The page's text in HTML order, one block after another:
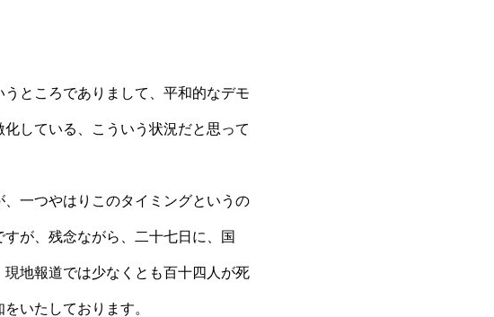
ところでありまして、平和的なデモ
している、こういう状況だと思って
一つやはりこのタイミングというの
が、残念ながら、二十七日に、国
地報道では少なくとも百十四人が死
いたしております。